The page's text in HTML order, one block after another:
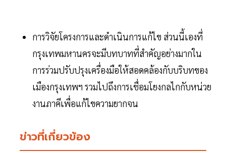
การวิจัยโครงการและดำเนินการแก้ไข ส่วนนี้เองที่
กรุงเทพมหานครจะมีบทบาทที่สำคัญอย่างมากใน
การร่วมปรับปรุงเครื่องมือให้สอดคล้องกับบริบทของ
เมืองกรุงเทพฯ รวมไปถึงการเชื่อมโยงกลไกกับหน่วย
งานภาคีเพื่อแก้ไขความยากจน
ข่าวที่เกี่ยวข้อง